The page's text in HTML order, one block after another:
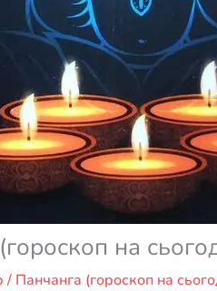
на
/ Панчанга (гороскоп на